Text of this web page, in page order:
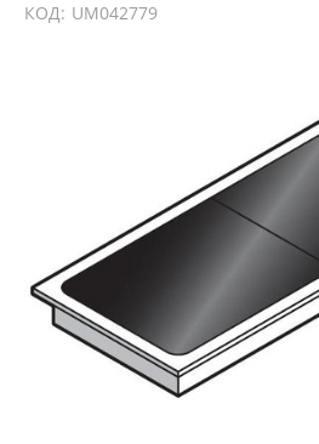
КОД: UM042779